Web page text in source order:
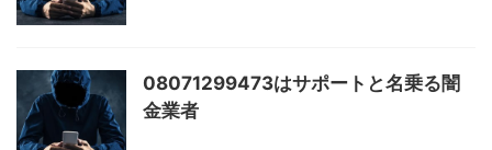
08071299473はサポートと名乗る闇
金業者